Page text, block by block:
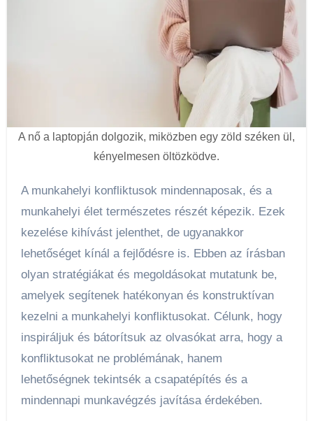
A nő a laptopján dolgozik, miközben egy zöld széken ül,
kényelmesen öltözködve.
A munkahelyi konfliktusok mindennaposak, és a
munkahelyi élet természetes részét képezik. Ezek
kezelése kihívást jelenthet, de ugyanakkor
lehetőséget kínál a fejlődésre is. Ebben az írásban
olyan stratégiákat és megoldásokat mutatunk be,
amelyek segítenek hatékonyan és konstruktívan
kezelni a munkahelyi konfliktusokat. Célunk, hogy
inspiráljuk és bátorítsuk az olvasókat arra, hogy a
konfliktusokat ne problémának, hanem
lehetőségnek tekintsék a csapatépítés és a
mindennapi munkavégzés javítása érdekében.